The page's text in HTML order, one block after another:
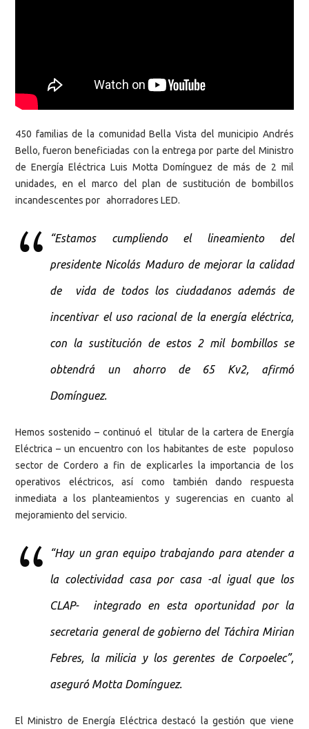
450 familias de la comunidad Bella Vista del municipio Andrés
Bello, fueron beneficiadas con la entrega por parte del Ministro
de Energía Eléctrica Luis Motta Domínguez de más de 2 mil
unidades, en el marco del plan de sustitución de bombillos
incandescentes por ahorradores LED.
“Estamos cumpliendo el lineamiento del
presidente Nicolás Maduro de mejorar la calidad
de vida de todos los ciudadanos además de
incentivar el uso racional de la energía eléctrica,
con la sustitución de estos 2 mil bombillos se
obtendrá un ahorro de 65 Kv2, afirmó
Domínguez.
Hemos sostenido – continuó el titular de la cartera de Energía
Eléctrica – un encuentro con los habitantes de este populoso
sector de Cordero a fin de explicarles la importancia de los
operativos eléctricos, así como también dando respuesta
inmediata a los planteamientos y sugerencias en cuanto al
mejoramiento del servicio.
“Hay un gran equipo trabajando para atender a
la colectividad casa por casa -al igual que los
CLAP- integrado en esta oportunidad por la
secretaria general de gobierno del Táchira Mirian
Febres, la milicia y los gerentes de Corpoelec”,
aseguró Motta Domínguez.
El Ministro de Energía Eléctrica destacó la gestión que viene